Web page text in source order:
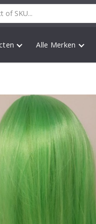
Alle Merken
Long Green